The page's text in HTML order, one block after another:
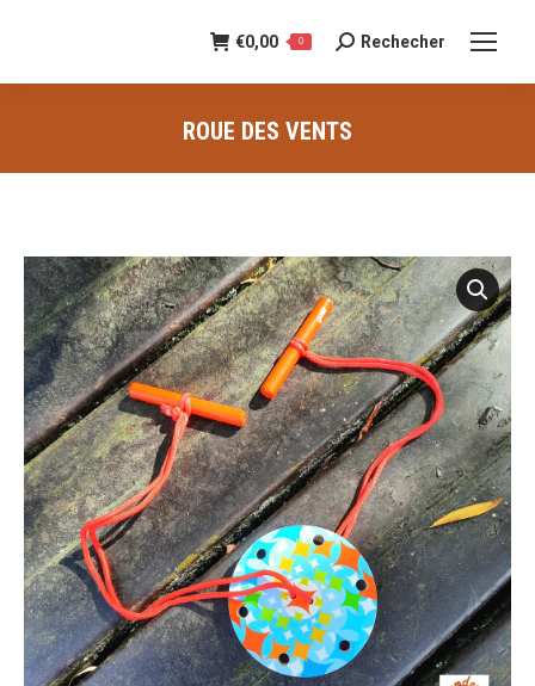
€0,00 0
Recherche
:
Rechecher
ROUE DES VENTS